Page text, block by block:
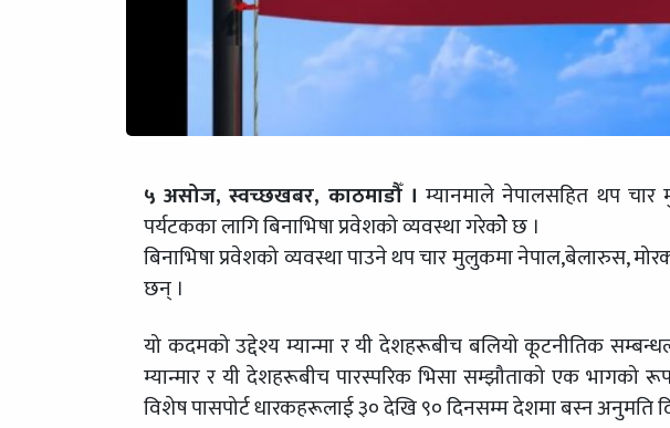
५ असोज, स्वच्छखबर, काठमाडौँ ।म्यानमाले नेपालसहित थप
पर्यटकका लागि बिनाभिषा प्रवेशको व्यवस्था गरेकोे छ ।
बिनाभिषा प्रवेशको व्यवस्था पाउने थप चार मुलुकमा नेपाल,बेलारुस,
छन् ।
यो कदमको उद्देश्य म्यान्मा र यी देशहरूबीच बलियो कूटनीतिक
म्यान्मार र यी देशहरूबीच पारस्परिक भिसा सम्झौताको एक
विशेष पासपोर्ट धारकहरूलाई ३० देखि ९० दिनसम्म देशमा बस्न अनुमति